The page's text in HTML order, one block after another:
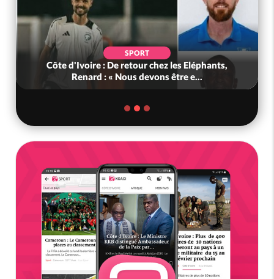
SPORT
Côte d'Ivoire : De retour chez les Eléphants,
Renard : « Nous devons être e...